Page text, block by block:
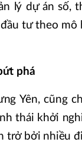
lý dự án số,
tư theo mô
phá
Yên, cũng
thái khởi
trở bởi nhiều